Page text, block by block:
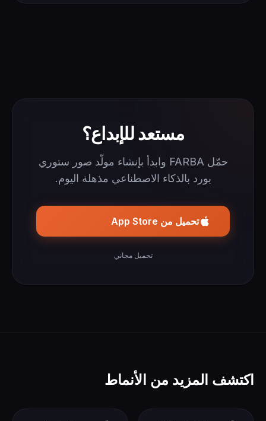
مستعد للإبداع؟
حمّل FARBA وابدأ بإنشاء مولّد صور ستوري
بورد بالذكاء الاصطناعي مذهلة اليوم.
تحميل من App Store
تحميل مجاني
اكتشف المزيد من الأنماط